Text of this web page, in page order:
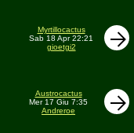
Myrtillocactus
Sab 18 Apr 22:21
gioetgi2
Austrocactus
Mer 17 Giu 7:35
Andreroe